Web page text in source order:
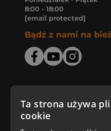
8:00 - 18:00
[email protected]
Bądź z nami na
Zakupy u nas
Ta strona używa
cookie